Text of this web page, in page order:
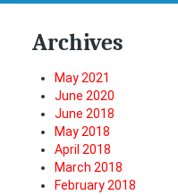
Archives
May 2021
June 2020
June 2018
May 2018
April 2018
March 2018
February 2018